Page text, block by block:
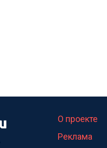
О проекте
Реклама